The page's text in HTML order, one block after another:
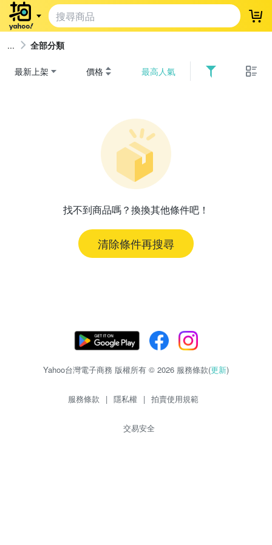
登
全部分類
最新上架 價格 最高人氣
找不到商品嗎？換換其他條件吧！
清除條件再搜尋
Yahoo台灣電子商務 版權所有 © 2026 服務條款(更新)
服務條款 | 隱私權 | 拍賣使用規範
交易安全